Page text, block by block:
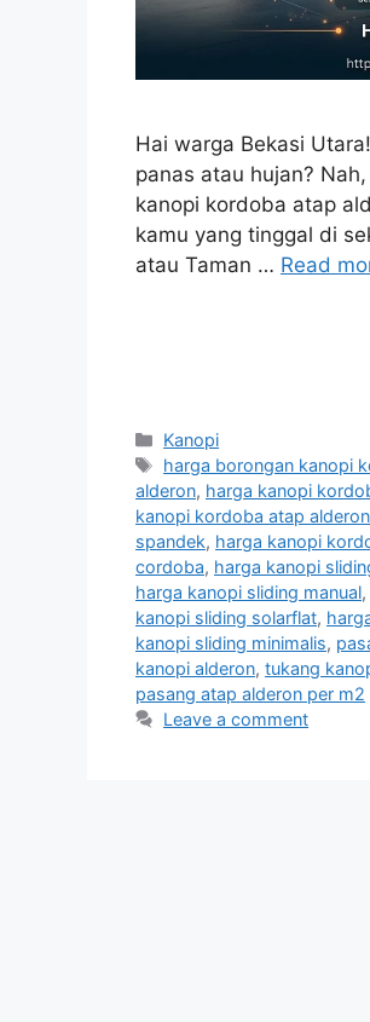
Hai warga Bekasi
panas atau hujan?
kanopi kordoba atap
kamu yang tinggal di
atau Taman … Read
Categories
Kanopi
Tags
harga borongan kanopi
alderon, harga kanopi
kanopi kordoba atap
spandek, harga kanopi
cordoba, harga kanopi
harga kanopi sliding manual,
kanopi sliding solarflat,
kanopi sliding minimalis,
kanopi alderon, tukang
pasang atap alderon per m2
Leave a comment